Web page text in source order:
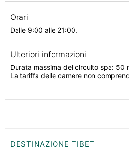
Orari
Dalle 9:00 alle 21:00.
Ulteriori informazioni
Durata massima del circuito spa: 50
La tariffa delle camere non
DESTINAZIONE TIBET